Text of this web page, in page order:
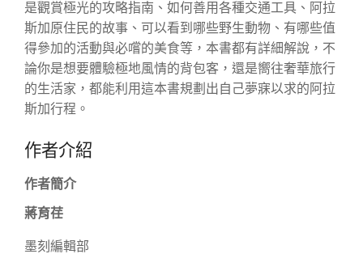
是觀賞極光的攻略指南、如何善用各種交通工具、阿拉
斯加原住民的故事、可以看到哪些野生動物、有哪些值
得參加的活動與必嚐的美食等，本書都有詳細解說，不
論你是想要體驗極地風情的背包客，還是嚮往奢華旅行
的生活家，都能利用這本書規劃出自己夢寐以求的阿拉
斯加行程。
作者介紹
作者簡介
蔣育荏
墨刻編輯部